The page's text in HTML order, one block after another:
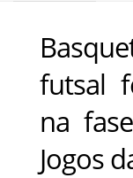
futsal
na
Jogos